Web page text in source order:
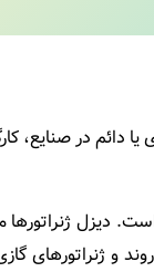
در صنایع،
دیزل
و ژنراتورهای